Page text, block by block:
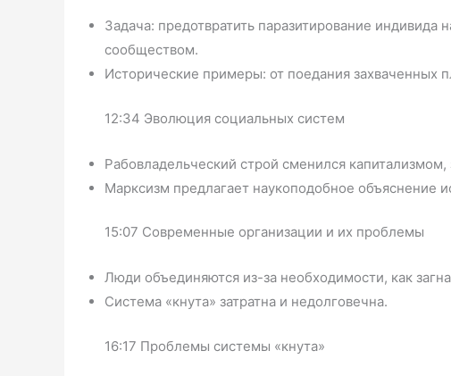
Задача: предотвратить паразитирование
сообществом.
Исторические примеры: от поедания захваченных
12:34 Эволюция социальных систем
Рабовладельческий строй сменился
Марксизм предлагает наукоподобное объяснение
15:07 Современные организации и их проблемы
Люди объединяются из-за необходимости, как
Система «кнута» затратна и недолговечна.
16:17 Проблемы системы «кнута»